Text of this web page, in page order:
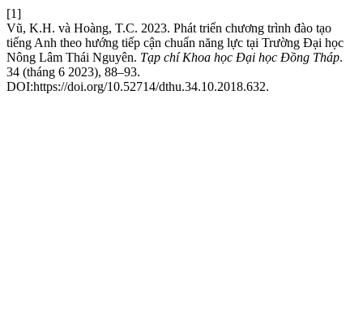
[1]
Vũ, K.H. và Hoàng, T.C. 2023. Phát triển chương trình đào tạo
tiếng Anh theo hướng tiếp cận chuẩn năng lực tại Trường Đại học
Nông Lâm Thái Nguyên. Tạp chí Khoa học Đại học Đồng Tháp.
34 (tháng 6 2023), 88–93.
DOI:https://doi.org/10.52714/dthu.34.10.2018.632.